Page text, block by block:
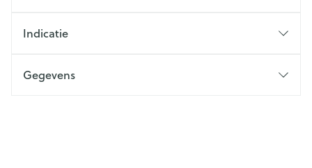
Indicatie
Gegevens